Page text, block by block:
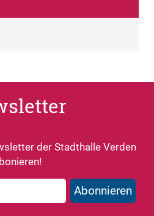
der Stadthalle Verden